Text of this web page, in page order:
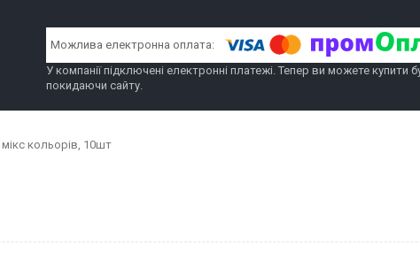
У компанії підключені електронні платежі. Тепер ви можете купити
покидаючи сайту.
кольорів, 10шт